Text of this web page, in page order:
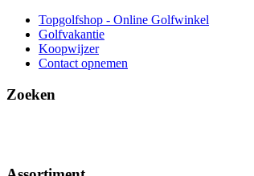
Topgolfshop - Online Golfwinkel
Golfvakantie
Koopwijzer
Contact opnemen
Zoeken